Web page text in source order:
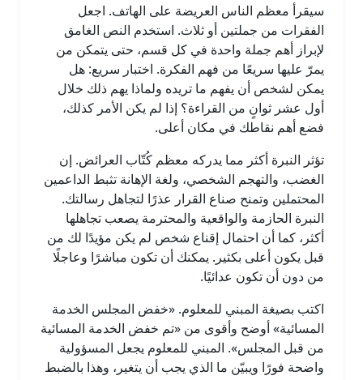
سيقرأ معظم الناس العريضة على الهاتف. اجعل
الفقرات من جملتين أو ثلاث. استخدم النص الغامق
لإبراز أهم جملة واحدة في كل قسم، حتى يتمكن من
يمرّ عليها سريعًا من فهم الفكرة. اختبار سريع: هل
يمكن لشخص أن يفهم ما تريده ولماذا يهم ذلك خلال
أول عشر ثوانٍ من القراءة؟ إذا لم يكن الأمر كذلك،
فضع أهم نقاطك في مكان أعلى.
تؤثر النبرة أكثر مما يدركه معظم كُتّاب العرائض. إن
الغضب، والتهجم الشخصي، ولغة الإهانة تثبط الداعمين
المحتملين وتمنح صناع القرار عذرًا لتجاهل رسالتك.
النبرة الحازمة والواقعية والمحترمة يصعب تجاهلها
أكثر، كما أن احتمال إقناع شخص لم يكن مؤيدًا لك من
قبل يكون أعلى بكثير. يمكنك أن تكون مباشرًا وعاجلًا
من دون أن تكون عدائيًا.
اكتب بصيغة المبني للمعلوم. «خفض المجلس الخدمة
المسائية» أوضح وأقوى من «تم خفض الخدمة المسائية
من قبل المجلس». المبني للمعلوم يجعل المسؤولية
واضحة فورًا ويبيّن ما الذي يجب أن يتغير، وهذا بالضبط